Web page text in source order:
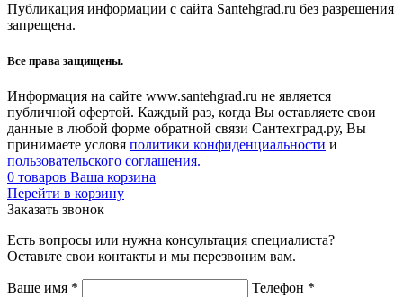
Публикация информации с сайта Santehgrad.ru без разрешения
запрещена.
Все права защищены.
Информация на сайте www.santehgrad.ru не является
публичной офертой. Каждый раз, когда Вы оставляете свои
данные в любой форме обратной связи Сантехград.ру, Вы
принимаете условя политики конфиденциальности и
пользовательского соглашения.
0 товаров Ваша корзина
Перейти в корзину
Заказать звонок
Есть вопросы или нужна консультация специалиста?
Оставьте свои контакты и мы перезвоним вам.
Ваше имя * Телефон *